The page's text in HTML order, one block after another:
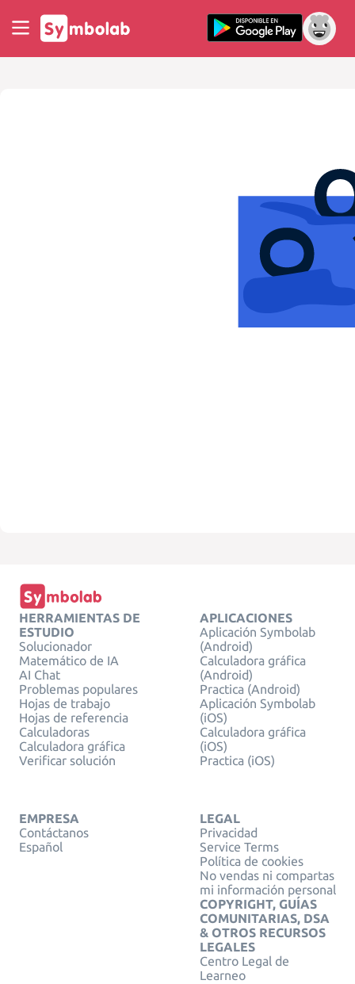
HERRAMIENTAS DE
ESTUDIO
Solucionador
Matemático de IA
AI Chat
Problemas populares
Hojas de trabajo
Hojas de referencia
Calculadoras
Calculadora gráfica
Verificar solución
APLICACIONES
Aplicación Symbolab
(Android)
Calculadora gráfica
(Android)
Practica (Android)
Aplicación Symbolab
(iOS)
Calculadora gráfica
(iOS)
Practica (iOS)
EMPRESA
Contáctanos
Español
LEGAL
Privacidad
Service Terms
Política de cookies
No vendas ni compartas
mi información personal
COPYRIGHT, GUÍAS
COMUNITARIAS, DSA
& OTROS RECURSOS
LEGALES
Centro Legal de
Learneo